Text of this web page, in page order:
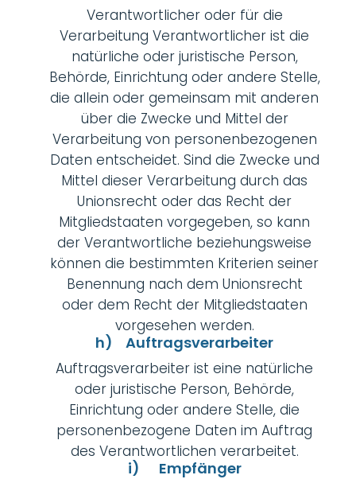
Verantwortlicher oder für die
Verarbeitung Verantwortlicher ist die
natürliche oder juristische Person,
Behörde, Einrichtung oder andere Stelle,
die allein oder gemeinsam mit anderen
über die Zwecke und Mittel der
Verarbeitung von personenbezogenen
Daten entscheidet. Sind die Zwecke und
Mittel dieser Verarbeitung durch das
Unionsrecht oder das Recht der
Mitgliedstaaten vorgegeben, so kann
der Verantwortliche beziehungsweise
können die bestimmten Kriterien seiner
Benennung nach dem Unionsrecht
oder dem Recht der Mitgliedstaaten
vorgesehen werden.
h) Auftragsverarbeiter
Auftragsverarbeiter ist eine natürliche
oder juristische Person, Behörde,
Einrichtung oder andere Stelle, die
personenbezogene Daten im Auftrag
des Verantwortlichen verarbeitet.
i) Empfänger